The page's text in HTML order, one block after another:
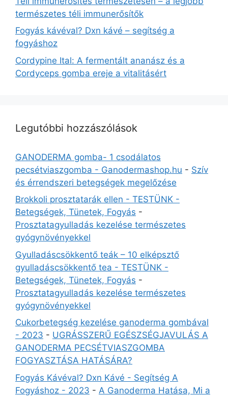
természetes téli immunerősítők
Fogyás kávéval? Dxn kávé – segítség a
fogyáshoz
Cordypine Ital: A fermentált ananász és a
Cordyceps gomba ereje a vitalitásért
Legutóbbi hozzászólások
GANODERMA gomba- 1 csodálatos
pecsétviaszgomba - Ganodermashop.hu - Szív
és érrendszeri betegségek megelőzése
Brokkoli prosztatarák ellen - TESTÜNK -
Betegségek, Tünetek, Fogyás -
Prosztatagyulladás kezelése természetes
gyógynövényekkel
Gyulladáscsökkentő teák – 10 elképsztő
gyulladáscsökkentő tea - TESTÜNK -
Betegségek, Tünetek, Fogyás -
Prosztatagyulladás kezelése természetes
gyógynövényekkel
Cukorbetegség kezelése ganoderma gombával
- 2023 - UGRÁSSZERŰ EGÉSZSÉGJAVULÁS A
GANODERMA PECSÉTVIASZGOMBA
FOGYASZTÁSA HATÁSÁRA?
Fogyás Kávéval? Dxn Kávé - Segítség A
Fogyáshoz - 2023 - A Ganoderma Hatása, Mi a